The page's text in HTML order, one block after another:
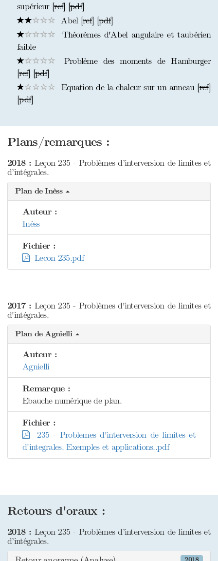
supérieur [ref] [pdf]
Abel [ref] [pdf]
Théorèmes d'Abel angulaire et taubérien
faible
Problème des moments de Hamburger
[ref] [pdf]
Equation de la chaleur sur un anneau [ref]
[pdf]
Plans/remarques :
2018 : Leçon 235 - Problèmes d’interversion de limites et
d’intégrales.
Plan de Inèss
Auteur :
Inèss
Fichier :
Lecon 235.pdf
2017 : Leçon 235 - Problèmes d'interversion de limites et
d'intégrales.
Plan de Agnielli
Auteur :
Agnielli
Remarque :
Ebauche numérique de plan.
Fichier :
235 - Problemes d'interversion de limites et
d'integrales. Exemples et applications..pdf
Retours d'oraux :
2018 : Leçon 235 - Problèmes d’interversion de limites et
d’intégrales.